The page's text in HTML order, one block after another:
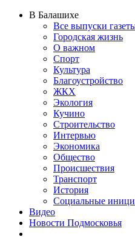
В Балашихе
Все выпуски
Городская жизнь
О важном
Спорт
Культура
Благоустройство
ЖКХ
Экология
Кучино
Строительство
Интервью
Экономика
Общество
Происшествия
Транспорт
История
Социальные
Видео
Новости Подмосковья